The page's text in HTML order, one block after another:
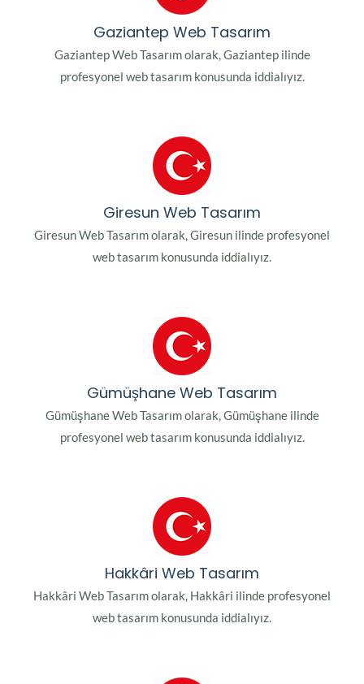
Gaziantep Web Tasarım
Gaziantep Web Tasarım olarak, Gaziantep ilinde
profesyonel web tasarım konusunda iddialıyız.
Giresun Web Tasarım
Giresun Web Tasarım olarak, Giresun ilinde profesyonel
web tasarım konusunda iddialıyız.
Gümüşhane Web Tasarım
Gümüşhane Web Tasarım olarak, Gümüşhane ilinde
profesyonel web tasarım konusunda iddialıyız.
Hakkâri Web Tasarım
Hakkâri Web Tasarım olarak, Hakkâri ilinde profesyonel
web tasarım konusunda iddialıyız.